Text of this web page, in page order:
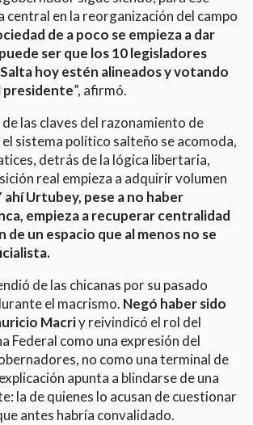
central en la reorganización del campo
de a poco se empieza a dar
ser que los 10 legisladores
hoy estén alineados y votando
presidente”, afirmó.
las claves del razonamiento de
sistema político salteño se acomoda,
detrás de la lógica libertaria,
real empieza a adquirir volumen
ahí Urtubey, pese a no haber
empieza a recuperar centralidad
de un espacio que al menos no se
de las chicanas por su pasado
el macrismo. Negó haber sido
Macriy reivindicó el rol del
Federal como una expresión del
no como una terminal de
apunta a blindarse de una
la de quienes lo acusan de cuestionar
antes habría convalidado.